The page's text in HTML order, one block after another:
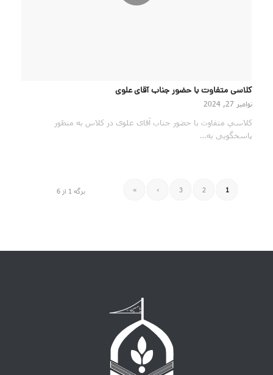
كلاسي متفاوت با حضور جناب آقای علوی
نوامبر 27, 2024
كلاسي متفاوت با حضور جناب آقای علوی در کلاس به منظور
پاسخگویی به…
برگه 1 از 6 1
2
3
›
»